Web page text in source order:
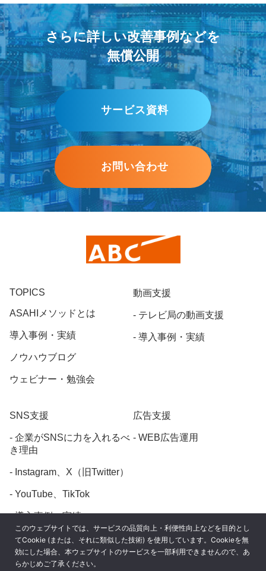
さらに詳しい改善事例などを
無償公開
サービス資料
お問い合わせ
TOPICS
ASAHIメソッドとは
導入事例・実績
ノウハウブログ
ウェビナー・勉強会
SNS支援
企業がSNSに力を入れるべ
き理由
Instagram、X（旧Twitter）
YouTube、TikTok
導入事例・実績
動画支援
テレビ局の動画支援
導入事例・実績
広告支援
WEB広告運用
このウェブサイトでは、サービスの品質向上・利便性向上などを目的とし
てCookie (または、それに類似した技術) を使用しています。Cookieを無
効にした場合、本ウェブサイトのサービスを一部利用できませんので、あ
らかじめご了承ください。